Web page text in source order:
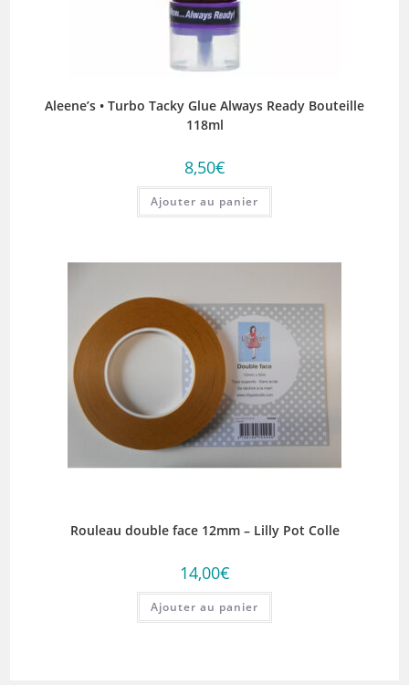
Aleene’s • Turbo Tacky Glue Always Ready Bouteille
118ml
8,50€
Ajouter au panier
Rouleau double face 12mm – Lilly Pot Colle
14,00€
Ajouter au panier